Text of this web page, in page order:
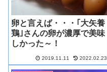
卵と言えば・・・｢大矢養
鶏｣さんの卵が濃厚で美味
しかった～！
2019.11.11 2022.02.23